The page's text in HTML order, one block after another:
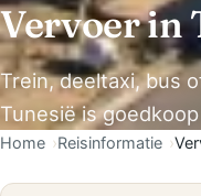
Vervoer in
Trein, deeltaxi, bus
Tunesië is
Home Reisinformatie